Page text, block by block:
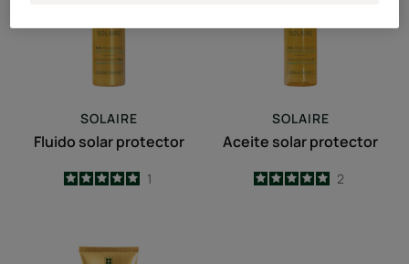
SOLAIRE
Fluido solar protector
5/51
SOLAIRE
Aceite solar protector
5
/5
2
reparador